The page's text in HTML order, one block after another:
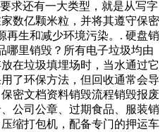
还有一大类型，就是从写字
数亿颗米粒，并将其遵守保密
再生和减少环境污染。. 硬盘销
哪里销毁？所有电子垃圾均由
在垃圾填埋场时，当水通过它
了环保方法，但回收通常会导
密文档资料销毁流程销毁报废
公司公章、过期食品、服装销
缩打包机，配备专门的押运车